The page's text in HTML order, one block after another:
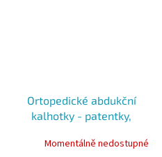
Ortopedické abdukční
kalhotky - patentky,
Momentálně nedostupné